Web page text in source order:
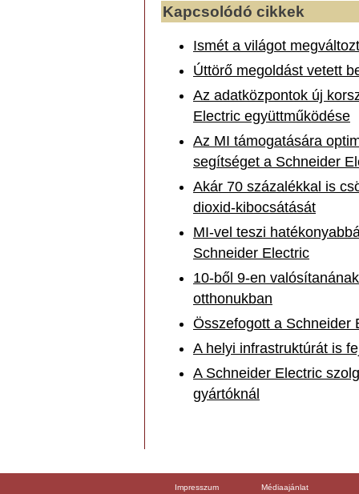
Kapcsolódó cikkek
Ismét a világot
Úttörő megoldást vetett
Az adatközpontok új
Electric együttműködése
Az MI támogatására
segítséget a Schneider
Akár 70 százalékkal is
dioxid-kibocsátását
MI-vel teszi
Schneider Electric
10-ből 9-en
otthonukban
Összefogott a Schneider
A helyi infrastruktúrát is
A Schneider Electric
gyártóknál
Impresszum Médiaajánlat